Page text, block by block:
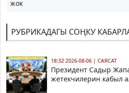
жок
РУБРИКАДАГЫ СОҢКУ
18:32 2026-08-06 | САЯСАТ
Президент Садыр
жетекчилерин кабыл